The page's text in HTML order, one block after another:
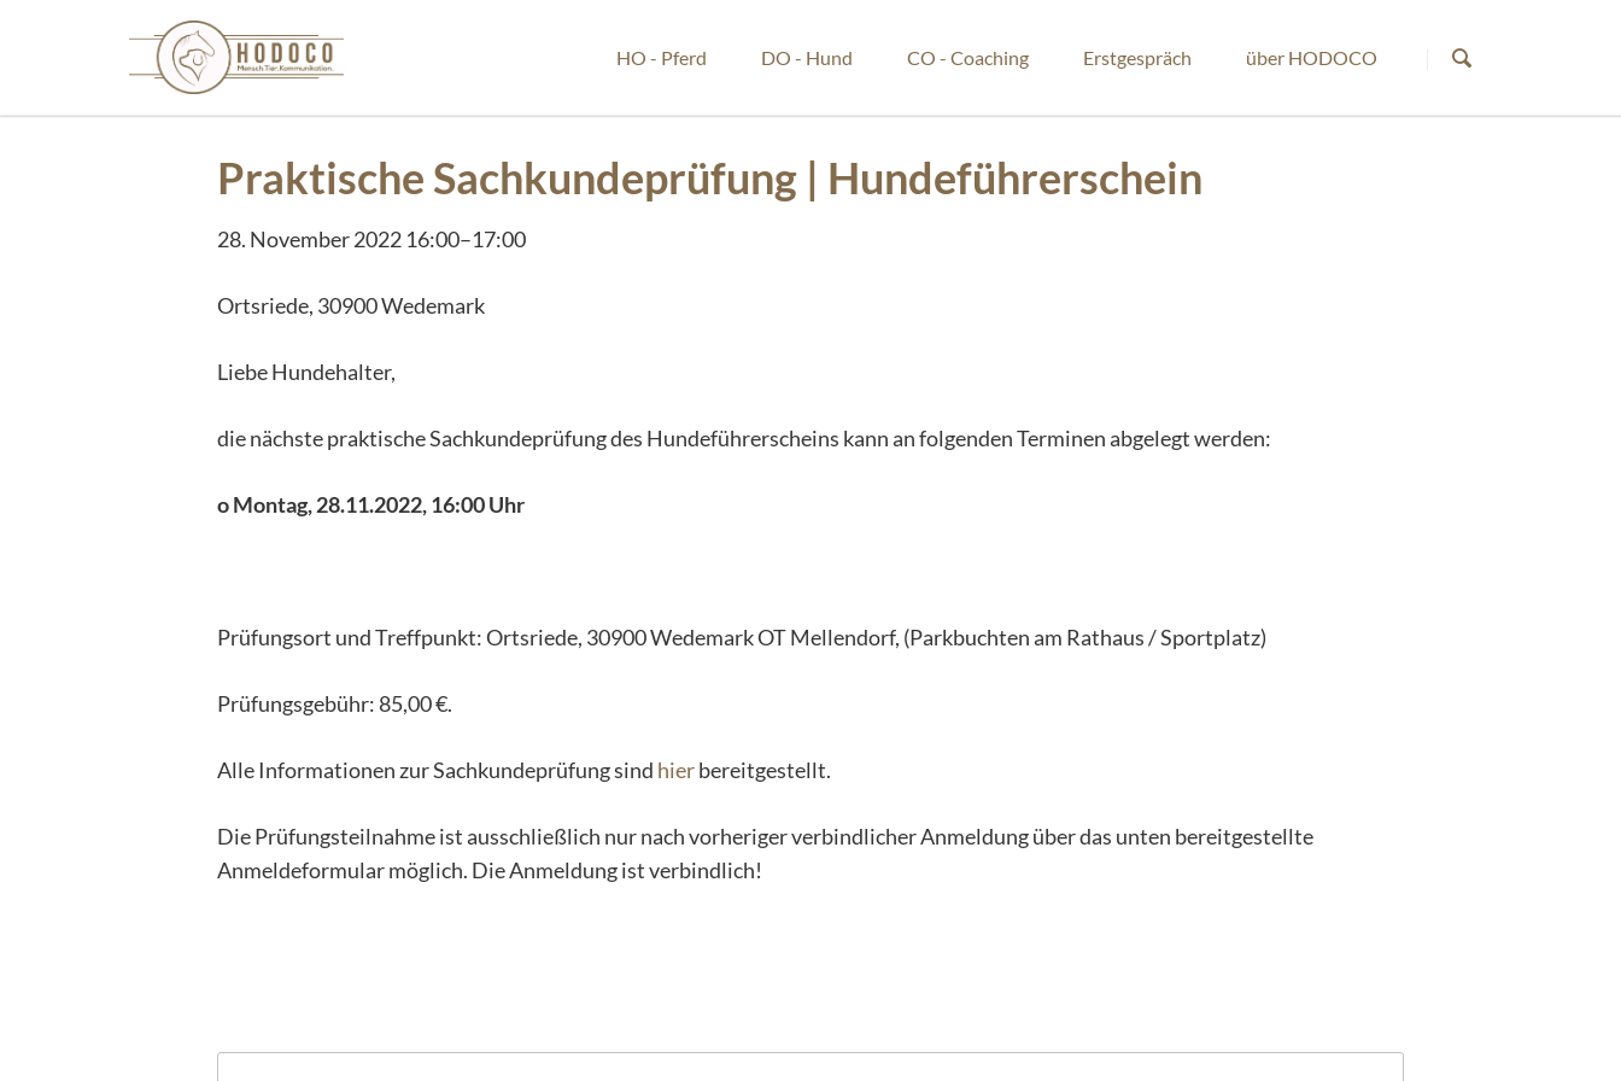
überspringen
HO - Pferd DO - Hund CO - Coaching Erstgespräch über HODOCO
Praktische Sachkundeprüfung | Hundeführerschein
28. November 2022 16:00–17:00
Ortsriede, 30900 Wedemark
Liebe Hundehalter,
die nächste praktische Sachkundeprüfung des Hundeführerscheins kann an folgenden Terminen abgelegt werden:
o Montag, 28.11.2022, 16:00 Uhr
Prüfungsort und Treffpunkt: Ortsriede, 30900 Wedemark OT Mellendorf, (Parkbuchten am Rathaus / Sportplatz)
Prüfungsgebühr: 85,00 €.
Alle Informationen zur Sachkundeprüfung sind hierbereitgestellt.
Die Prüfungsteilnahme ist ausschließlich nur nach vorheriger verbindlicher Anmeldung über das unten bereitgestellte
Anmeldeformular möglich. Die Anmeldung ist verbindlich!